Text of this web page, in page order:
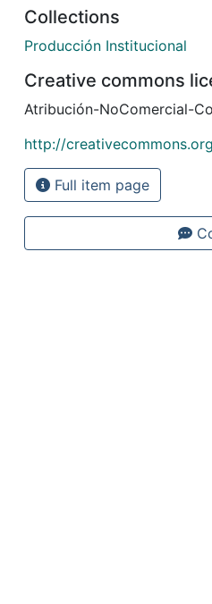
Collections
Producción Institucional
Creative commons
Atribución-NoComercial-
http://
Full item page